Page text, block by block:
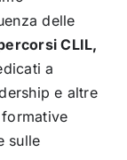
delle
CLIL,
a
e altre
sulle